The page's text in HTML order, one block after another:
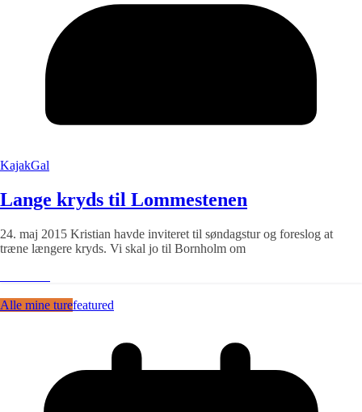
KajakGal
Lange kryds til Lommestenen
24. maj 2015 Kristian havde inviteret til søndagstur og foreslog at
træne længere kryds. Vi skal jo til Bornholm om
Alle mine turefeatured